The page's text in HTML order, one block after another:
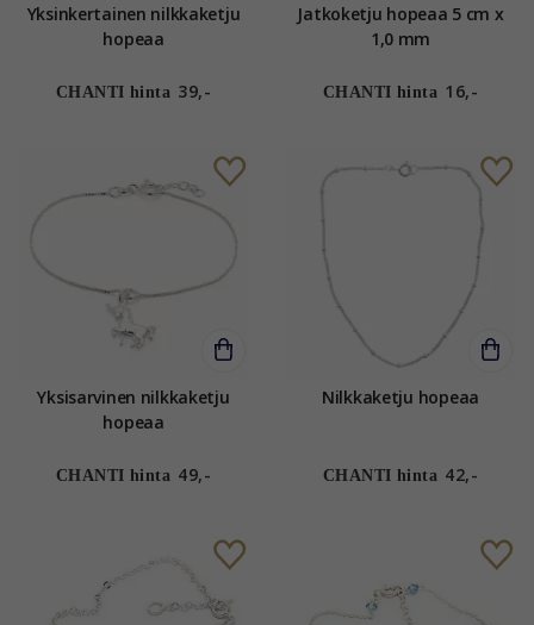
Yksinkertainen nilkkaketju
hopeaa
CHANTI hinta 39,-
Jatkoketju hopeaa 5 cm x
1,0 mm
CHANTI hinta 16,-
Yksisarvinen nilkkaketju
hopeaa
CHANTI hinta 49,-
Nilkkaketju hopeaa
CHANTI hinta 42,-